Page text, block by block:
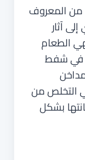
من المعروف
آثار
الطعام
في شفط
التخلص من
بشكل